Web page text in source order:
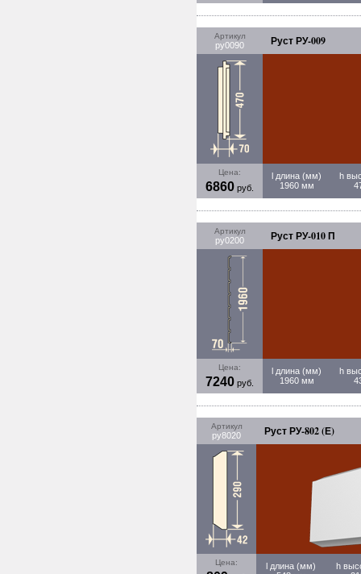
Артикул
ру0090 Руст РУ-009
Цена:
6860 руб.
l длина (мм)
1960 мм
h
Артикул
ру0200 Руст РУ-010 П
Цена:
7240 руб.
l длина (мм)
1960 мм
h
Артикул
ру8020 Руст РУ-802 (Е)
Цена:
l длина (мм)
h